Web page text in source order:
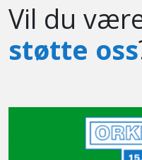
Vil du
støtte oss